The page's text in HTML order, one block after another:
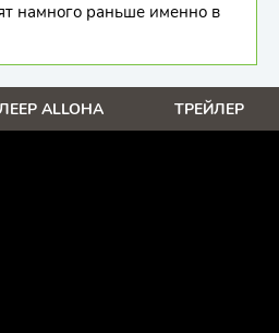
намного раньше именно в
ALLOHA ТРЕЙЛЕР